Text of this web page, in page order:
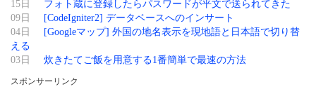
15日
フォト蔵に登録したらパスワードが平文で送られてきた
09日
[CodeIgniter2] データベースへのインサート
04日
[Googleマップ] 外国の地名表示を現地語と日本語で切り替
える
03日
炊きたてご飯を用意する1番簡単で最速の方法
スポンサーリンク